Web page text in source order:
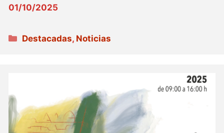
01/10/2025
Categorías
Destacadas, Noticias